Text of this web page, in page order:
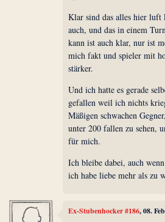
Klar sind das alles hier luft
auch, und das in einem
kann ist auch klar, nur ist
mich fakt und spieler mit
stärker.
Und ich hatte es gerade
gefallen weil ich nichts
Mäßigen schwachen
unter 200 fallen zu sehen,
für mich.
Ich bleibe dabei, auch
ich habe liebe mehr als zu
Ex-Stubenhocker #186, 08.